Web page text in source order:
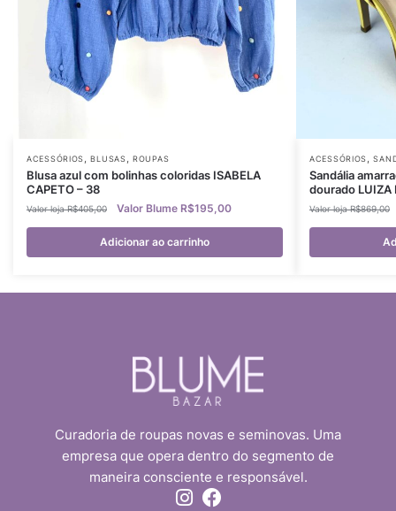
ACESSÓRIOS,BLUSAS,ROUPAS
Blusa azul com bolinhas coloridas ISABELA
CAPETO – 38
R$405,00 R$195,00
Adicionar ao carrinho
ACESSÓRIOS,
Sandália
dourado LUIZA
R$869,00
Curadoria de roupas novas e seminovas. Uma
empresa que opera dentro do segmento de
maneira consciente e responsável.